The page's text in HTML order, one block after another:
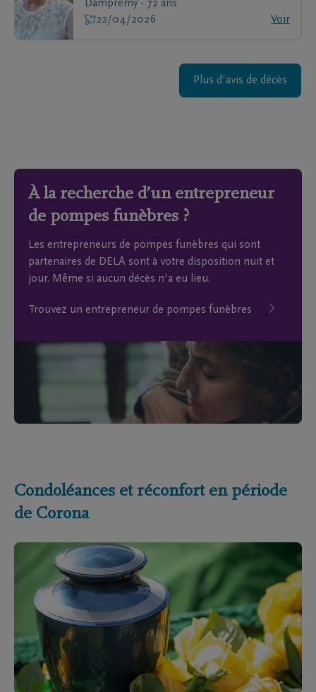
Dampremy - 72 ans
22/04/2026
Voir
Plus d'avis de décès
À la recherche d’un entrepreneur
de pompes funèbres ?
Les entrepreneurs de pompes funèbres qui sont
partenaires de DELA sont à votre disposition nuit et
jour. Même si aucun décès n'a eu lieu.
Trouvez un entrepreneur de pompes funèbres
Condoléances et réconfort en période
de Corona